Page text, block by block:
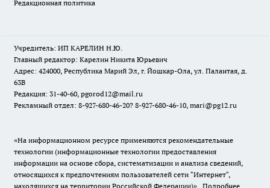
Редакционная политика
Учредитель: ИП КАРЕЛИН Н.Ю.
Главный редактор: Карелин Никита Юрьевич
Адрес: 424000, Республика Марий Эл, г. Йошкар-Ола, ул. Палантая, д.
63В
Редакция: 31-40-60, pgorod12@mail.ru
Рекламный отдел: 8-927-680-46-20? 8-927-680-46-10, mari@pg12.ru
«На информационном ресурсе применяются рекомендательные
технологии (информационные технологии предоставления
информации на основе сбора, систематизации и анализа сведений,
относящихся к предпочтениям пользователей сети "Интернет",
находящихся на территории Российской Федерации)». Подробнее